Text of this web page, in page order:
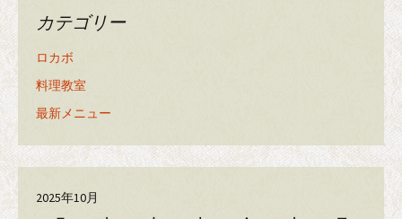
カテゴリー
ロカボ
料理教室
最新メニュー
2025年10月